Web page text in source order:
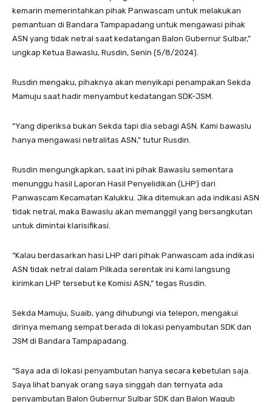
kemarin memerintahkan pihak Panwascam untuk melakukan
pemantuan di Bandara Tampapadang untuk mengawasi pihak
ASN yang tidak netral saat kedatangan Balon Gubernur Sulbar,”
ungkap Ketua Bawaslu, Rusdin, Senin (5/8/2024).
Rusdin mengaku, pihaknya akan menyikapi penampakan Sekda
Mamuju saat hadir menyambut kedatangan SDK-JSM.
“Yang diperiksa bukan Sekda tapi dia sebagi ASN. Kami bawaslu
hanya mengawasi netralitas ASN,” tutur Rusdin.
Rusdin mengungkapkan, saat ini pihak Bawaslu sementara
menunggu hasil Laporan Hasil Penyelidikan (LHP) dari
Panwascam Kecamatan Kalukku. Jika ditemukan ada indikasi ASN
tidak netral, maka Bawaslu akan memanggil yang bersangkutan
untuk dimintai klarisifikasi.
“Kalau berdasarkan hasi LHP dari pihak Panwascam ada indikasi
ASN tidak netral dalam Pilkada serentak ini kami langsung
kirimkan LHP tersebut ke Komisi ASN,” tegas Rusdin.
Sekda Mamuju, Suaib, yang dihubungi via telepon, mengakui
dirinya memang sempat berada di lokasi penyambutan SDK dan
JSM di Bandara Tampapadang.
“Saya ada di lokasi penyambutan hanya secara kebetulan saja.
Saya lihat banyak orang saya singgah dan ternyata ada
penyambutan Balon Gubernur Sulbar SDK dan Balon Wagub